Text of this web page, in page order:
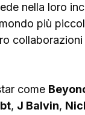
nella loro
più
come
, J Balvin,